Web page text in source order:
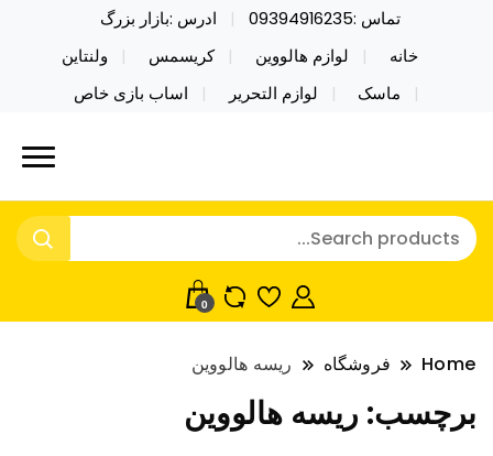
تماس :09394916235
ادرس :بازار بزرگ
خانه
لوازم هالووین کریسمس
ولنتاین
ماسک
لوازم التحریر اساب بازی خاص
نایکر توی فروش عمده لوازم هالووین
ولن تاین کادویی کریسمس اکسسوری
خرید محصولات خاص فیجت اسباب بازی تراول ماگ نایکر
توی فروش عمده لوازم هالووین ولن تاین کادویی
کریسمس اکسسوری ماسک در واردات مستقیم
0
Home فروشگاه ریسه هالووین
برچسب: ریسه هالووین